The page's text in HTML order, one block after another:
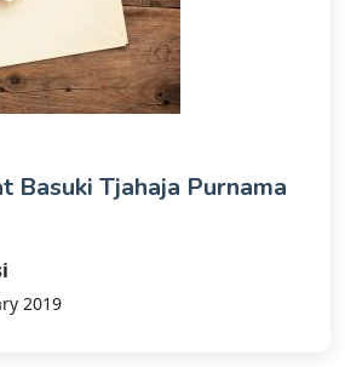
Basuki Tjahaja Purnama
2019